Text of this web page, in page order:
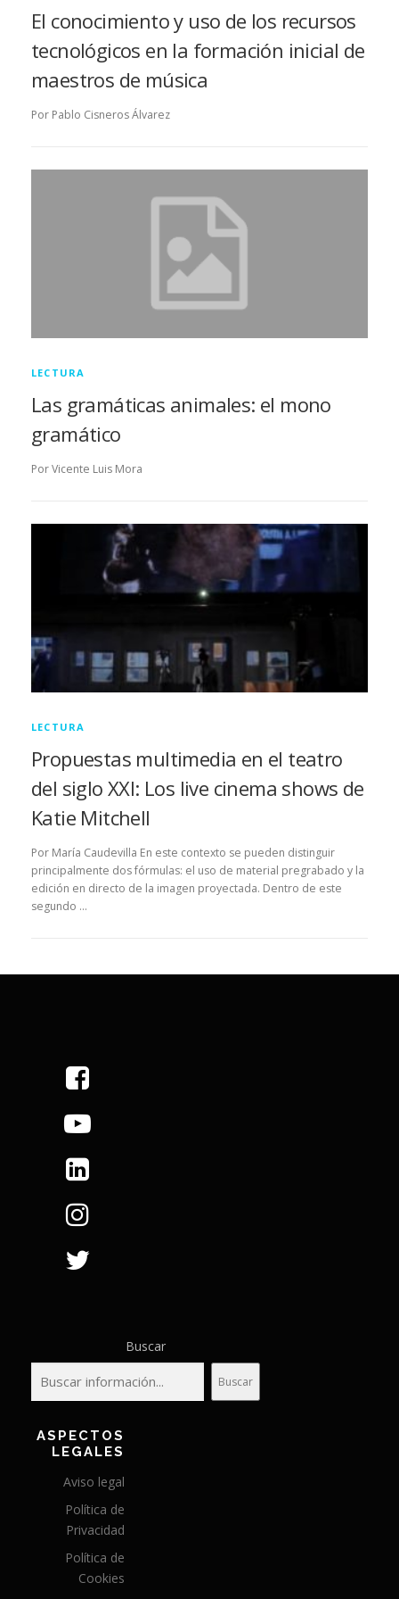
El conocimiento y uso de los recursos
tecnológicos en la formación inicial de
maestros de música
Por Pablo Cisneros Álvarez
LECTURA
Las gramáticas animales: el mono
gramático
Por Vicente Luis Mora
LECTURA
Propuestas multimedia en el teatro
del siglo XXI: Los live cinema shows de
Katie Mitchell
Por María Caudevilla En este contexto se pueden distinguir
principalmente dos fórmulas: el uso de material pregrabado y la
edición en directo de la imagen proyectada. Dentro de este
segundo …
Buscar
Buscar
ASPECTOS
LEGALES
Aviso legal
Política de
Privacidad
Política de
Cookies